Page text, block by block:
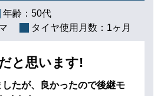
年齢： 50代
タイヤ使用月数： 1ヶ月
と思います!
たが、良かったので後継モ